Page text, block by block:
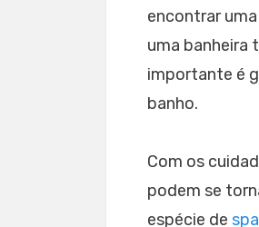
encontrar
uma banheira
importante é
banho.
Com os
podem se
espécie de spa